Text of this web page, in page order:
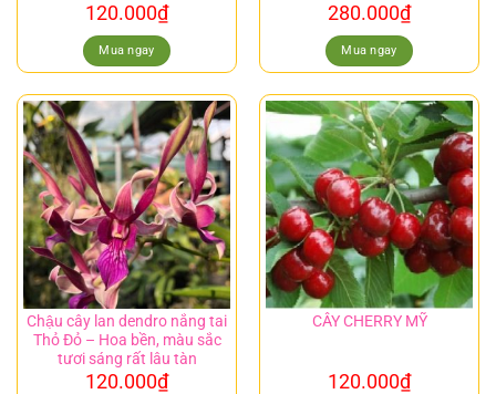
120.000₫
Mua ngay
280.000₫
Mua ngay
Chậu cây lan dendro nắng tai
Thỏ Đỏ – Hoa bền, màu sắc
tươi sáng rất lâu tàn
120.000₫
CÂY CHERRY MỸ
120.000₫